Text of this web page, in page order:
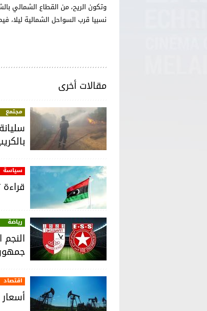
وتكون الريح، من القطاع الشمالي
نسبيا قرب السواحل الشمالية ليلا،
مقالات أخرى
مجتمع
سياسة
رياضة
اقتصاد